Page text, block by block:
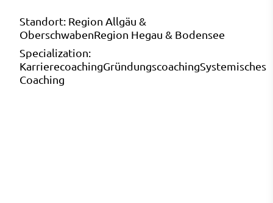
Standort: Region Allgäu &
OberschwabenRegion Hegau & Bodensee
Specialization:
KarrierecoachingGründungscoachingSystemisches
Coaching